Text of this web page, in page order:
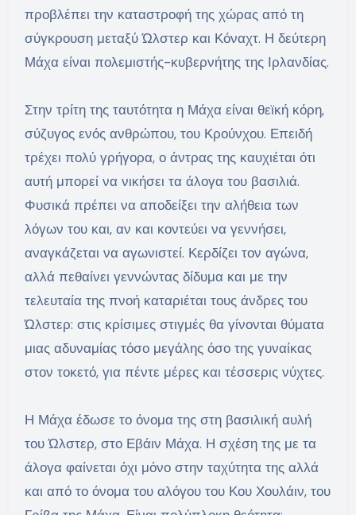
προβλέπει την καταστροφή της χώρας από τη
σύγκρουση μεταξύ Ώλστερ και Κόναχτ. Η δεύτερη
Μάχα είναι πολεμιστής-κυβερνήτης της Ιρλανδίας.
Στην τρίτη της ταυτότητα η Μάχα είναι θεϊκή κόρη,
σύζυγος ενός ανθρώπου, του Κρούνχου. Επειδή
τρέχει πολύ γρήγορα, ο άντρας της καυχιέται ότι
αυτή μπορεί να νικήσει τα άλογα του βασιλιά.
Φυσικά πρέπει να αποδείξει την αλήθεια των
λόγων του και, αν και κοντεύει να γεννήσει,
αναγκάζεται να αγωνιστεί. Κερδίζει τον αγώνα,
αλλά πεθαίνει γεννώντας δίδυμα και με την
τελευταία της πνοή καταριέται τους άνδρες του
Ώλστερ: στις κρίσιμες στιγμές θα γίνονται θύματα
μιας αδυναμίας τόσο μεγάλης όσο της γυναίκας
στον τοκετό, για πέντε μέρες και τέσσερις νύχτες.
Η Μάχα έδωσε το όνομα της στη βασιλική αυλή
του Ώλστερ, στο Εβάιν Μάχα. Η σχέση της με τα
άλογα φαίνεται όχι μόνο στην ταχύτητα της αλλά
και από το όνομα του αλόγου του Κου Χουλάιν, του